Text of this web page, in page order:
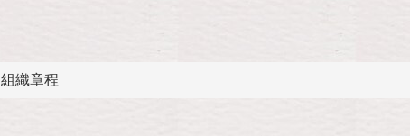
組織章程